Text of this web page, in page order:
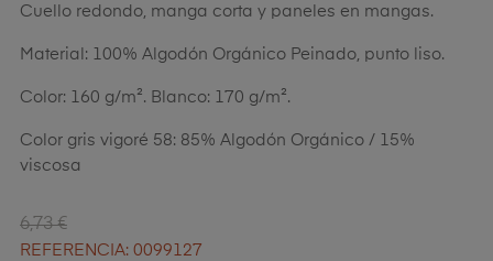
Cuello redondo, manga corta y paneles en mangas.
Material: 100% Algodón Orgánico Peinado, punto liso.
Color: 160 g/m². Blanco: 170 g/m².
Color gris vigoré 58: 85% Algodón Orgánico / 15%
viscosa
6,73 €
REFERENCIA: 0099127